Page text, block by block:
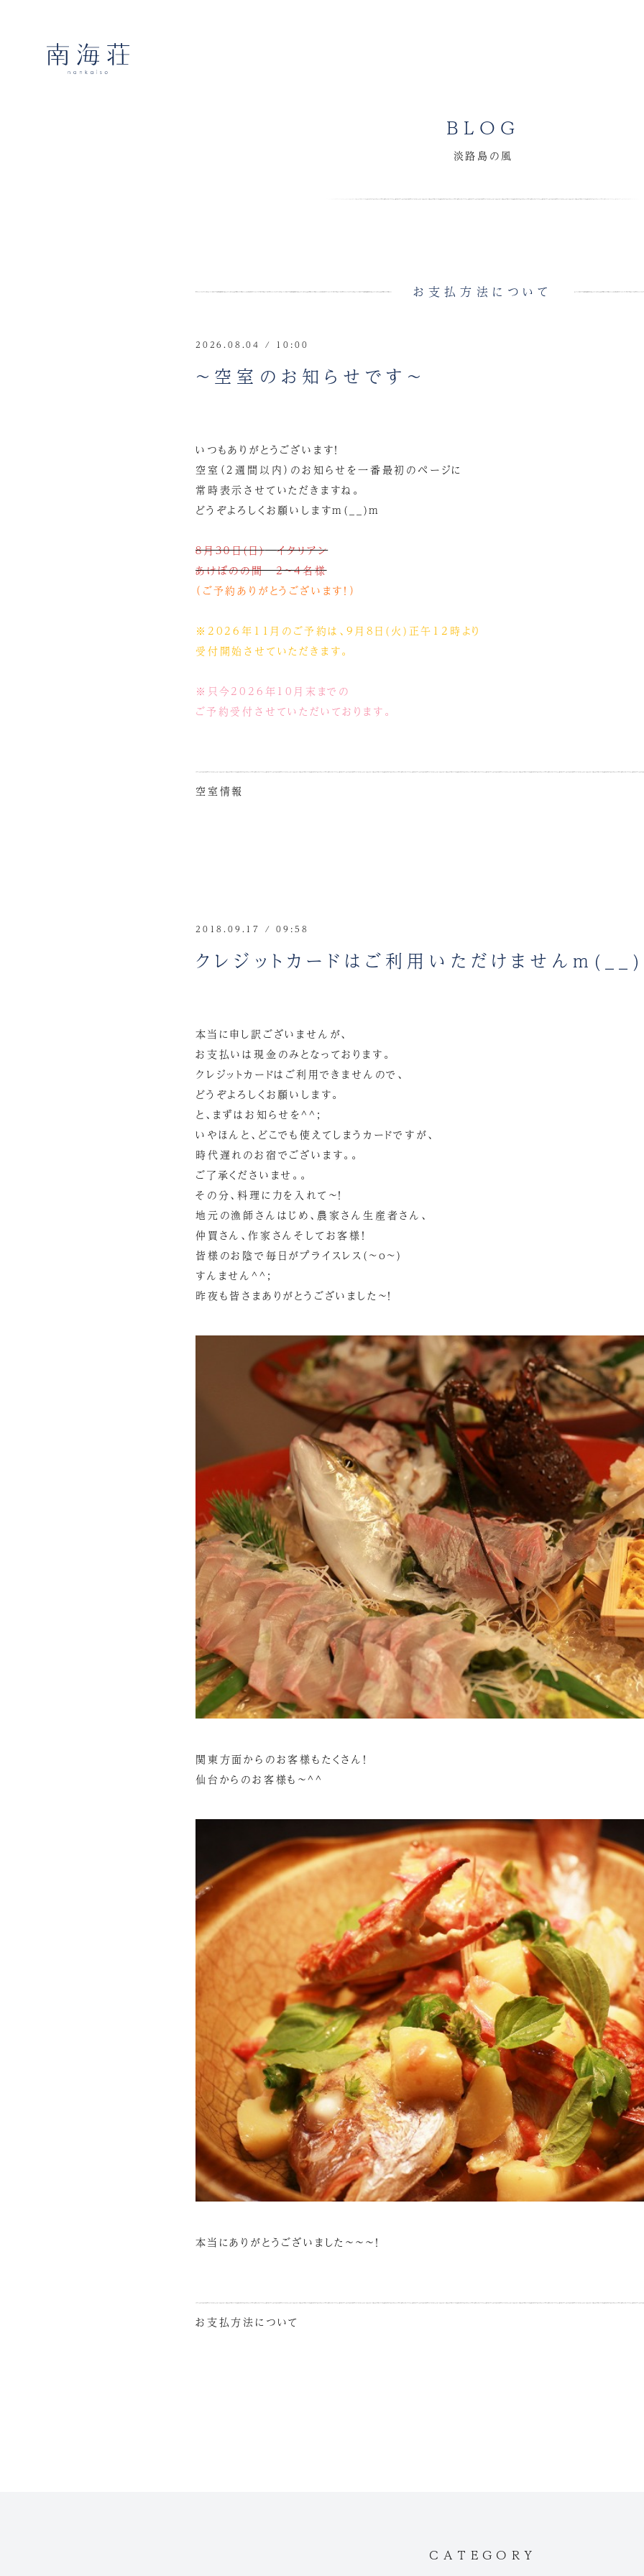
BLOG
淡路島の風
お支払方法について
2026.08.04 / 10:00
～空室のお知らせです～
いつもありがとうございます！
空室（２週間以内）のお知らせを一番最初のページに
常時表示させていただきますね。
どうぞよろしくお願いしますm(__)m
８月３０日(日)
イタリアン
あけぼのの間 2～4名様
（ご予約ありがとうございます！）
※2026年11月のご予約は、9月8日(火)正午12時より
受付開始させていただきます。
※只今2026年10月末までの
ご予約受付させていただいております。
空室情報
2018.09.17 / 09:58
クレジットカードはご利用いただけません
本当に申し訳ございませんが、
お支払いは現金のみとなっております。
クレジットカードはご利用できませんので、
どうぞよろしくお願いします。
と、まずはお知らせを^^;
いやほんと、どこでも使えてしまうカードですが、
時代遅れのお宿でございます。。
ご了承くださいませ。。
その分、料理に力を入れて～！
地元の漁師さんはじめ、農家さん生産者さん、
仲買さん、作家さんそしてお客様！
皆様のお陰で毎日がプライスレス(~o~)
すんません^^;
昨夜も皆さまありがとうございました～！
関東方面からのお客様もたくさん！
仙台からのお客様も～^^
本当にありがとうございました～～～！
お支払方法について
CATEGORY